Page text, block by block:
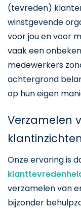
(tevreden)
winstgevende
voor jou en voor
vaak een
medewerkers
achtergrond
op hun eigen
Verzamelen
klantinzichten
Onze ervaring is
verzamelen van
bijzonder